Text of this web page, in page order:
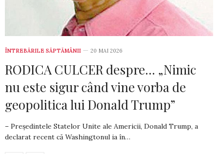
ÎNTREBĂRILE SĂPTĂMÂNII 20 MAI 2026
RODICA CULCER despre… „Nimic
nu este sigur când vine vorba de
geopolitica lui Donald Trump”
– Președintele Statelor Unite ale Americii, Donald Trump, a
declarat recent că Washingtonul ia în…